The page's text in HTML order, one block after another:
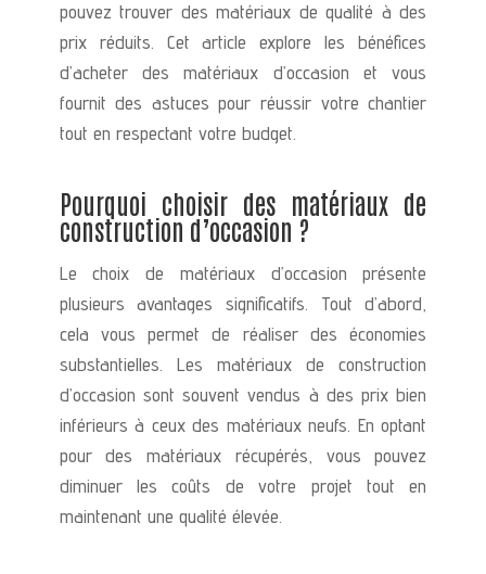
pouvez trouver des matériaux de qualité à des
prix réduits. Cet article explore les bénéfices
d’acheter des matériaux d’occasion et vous
fournit des astuces pour réussir votre chantier
tout en respectant votre budget.
Pourquoi choisir des matériaux de
construction d’occasion ?
Le choix de matériaux d’occasion présente
plusieurs avantages significatifs. Tout d’abord,
cela vous permet de réaliser des économies
substantielles. Les matériaux de construction
d’occasion sont souvent vendus à des prix bien
inférieurs à ceux des matériaux neufs. En optant
pour des matériaux récupérés, vous pouvez
diminuer les coûts de votre projet tout en
maintenant une qualité élevée.